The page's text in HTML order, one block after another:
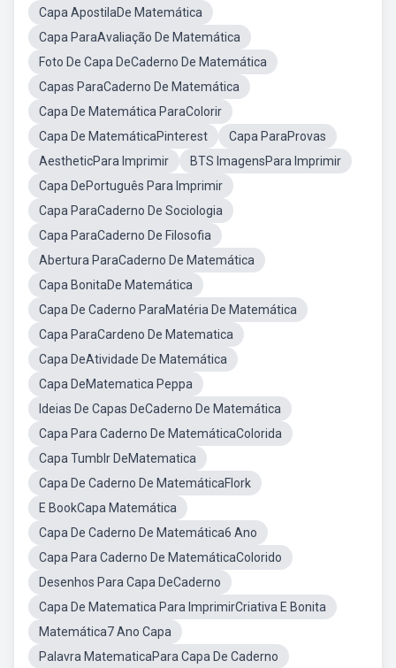
Capa ApostilaDe Matemática
Capa ParaAvaliação De Matemática
Foto De Capa DeCaderno De Matemática
Capas ParaCaderno De Matemática
Capa De Matemática ParaColorir
Capa De MatemáticaPinterest
Capa ParaProvas
AestheticPara Imprimir
BTS ImagensPara Imprimir
Capa DePortuguês Para Imprimir
Capa ParaCaderno De Sociologia
Capa ParaCaderno De Filosofia
Abertura ParaCaderno De Matemática
Capa BonitaDe Matemática
Capa De Caderno ParaMatéria De Matemática
Capa ParaCardeno De Matematica
Capa DeAtividade De Matemática
Capa DeMatematica Peppa
Ideias De Capas DeCaderno De Matemática
Capa Para Caderno De MatemáticaColorida
Capa Tumblr DeMatematica
Capa De Caderno De MatemáticaFlork
E BookCapa Matemática
Capa De Caderno De Matemática6 Ano
Capa Para Caderno De MatemáticaColorido
Desenhos Para Capa DeCaderno
Capa De Matematica Para ImprimirCriativa E Bonita
Matemática7 Ano Capa
Palavra MatematicaPara Capa De Caderno